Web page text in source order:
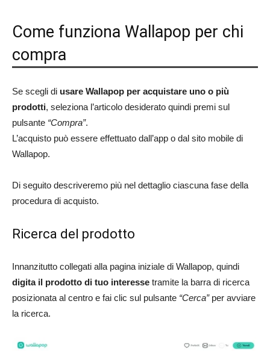
Come funziona Wallapop per chi
compra
Se scegli di usare Wallapop per acquistare uno o più
prodotti, seleziona l’articolo desiderato quindi premi sul
pulsante “Compra”.
L’acquisto può essere effettuato dall’app o dal sito mobile di
Wallapop.
Di seguito descriveremo più nel dettaglio ciascuna fase della
procedura di acquisto.
Ricerca del prodotto
Innanzitutto collegati alla pagina iniziale di Wallapop, quindi
digita il prodotto di tuo interesse tramite la barra di ricerca
posizionata al centro e fai clic sul pulsante “Cerca”per avviare
la ricerca.